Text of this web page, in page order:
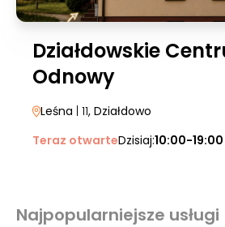
Działdowskie
Odnowy
Leśna | 11, Działdowo
Teraz otwarteDzisiaj:10:00-19:00
Najpopularniejsze usługi